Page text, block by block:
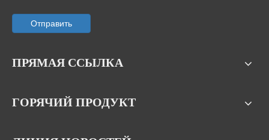
Отправить
ПРЯМАЯ ССЫЛКА
ГОРЯЧИЙ ПРОДУКТ